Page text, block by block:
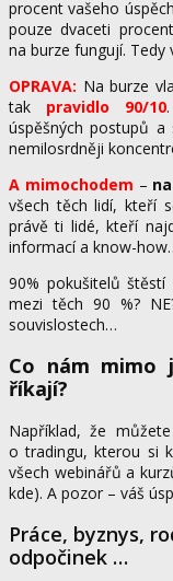
procent vašeho
pouze dvaceti
na burze fungují. Tedy
OPRAVA: Na burze
tak pravidlo 90/10
úspěšných postupů
nemilosrdněji
A mimochodem –
všech těch lidí, kteří
právě ti lidé, kteří
informací a know-
90% pokušitelů
mezi těch 90 %?
souvislostech…
Co nám mimo
říkají?
Například, že
o tradingu, kterou si
všech webinářů a
kde). A pozor – váš
Práce, byznys,
odpočinek …